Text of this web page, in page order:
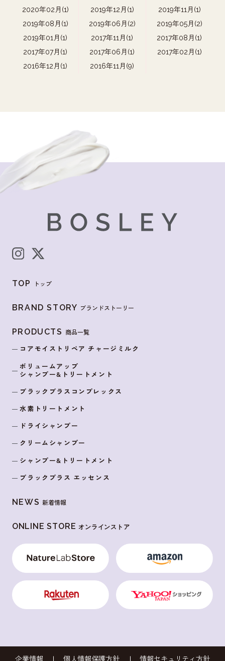
2020年02月(1)
2019年12月(1)
2019年11月(1)
2019年08月(1)
2019年06月(2)
2019年05月(2)
2019年01月(1)
2017年11月(1)
2017年08月(1)
2017年07月(1)
2017年06月(1)
2017年02月(1)
2016年12月(1)
2016年11月(9)
TOP トップ
BRAND STORY ブランドストーリー
PRODUCTS 商品一覧
コアモイストリペア チャージミルク
ボリュームアップ
シャンプー&トリートメント
ブラックブラスコンプレックス
水素トリートメント
ドライシャンプー
クリームシャンプー
シャンプー&トリートメント
ブラックプラス エッセンス
NEWS 新着情報
ONLINE STORE オンラインストア
企業情報 個人情報保護方針 情報セキュリティ方針